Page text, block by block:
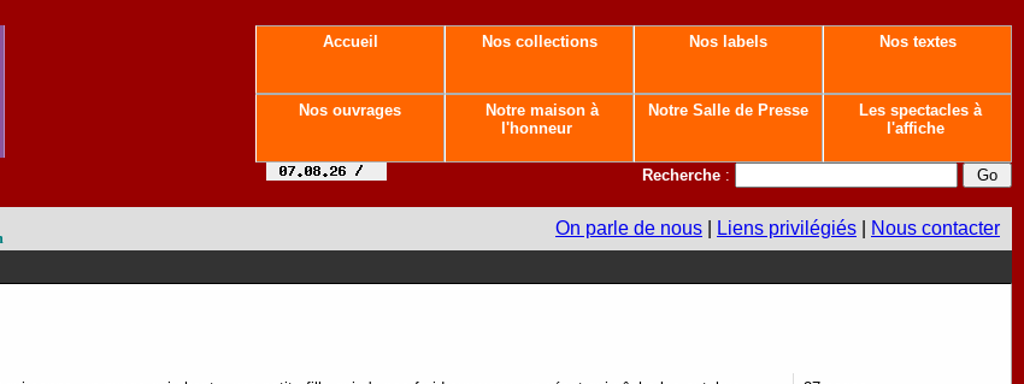
Accueil Nos collections Nos labels Nos textes
Nos ouvrages
Notre maison à
l'honneur
Notre Salle de Presse
Les spectacles à
l'affiche
Recherche :
On parle de nous Liens privilégiés Nous contacter